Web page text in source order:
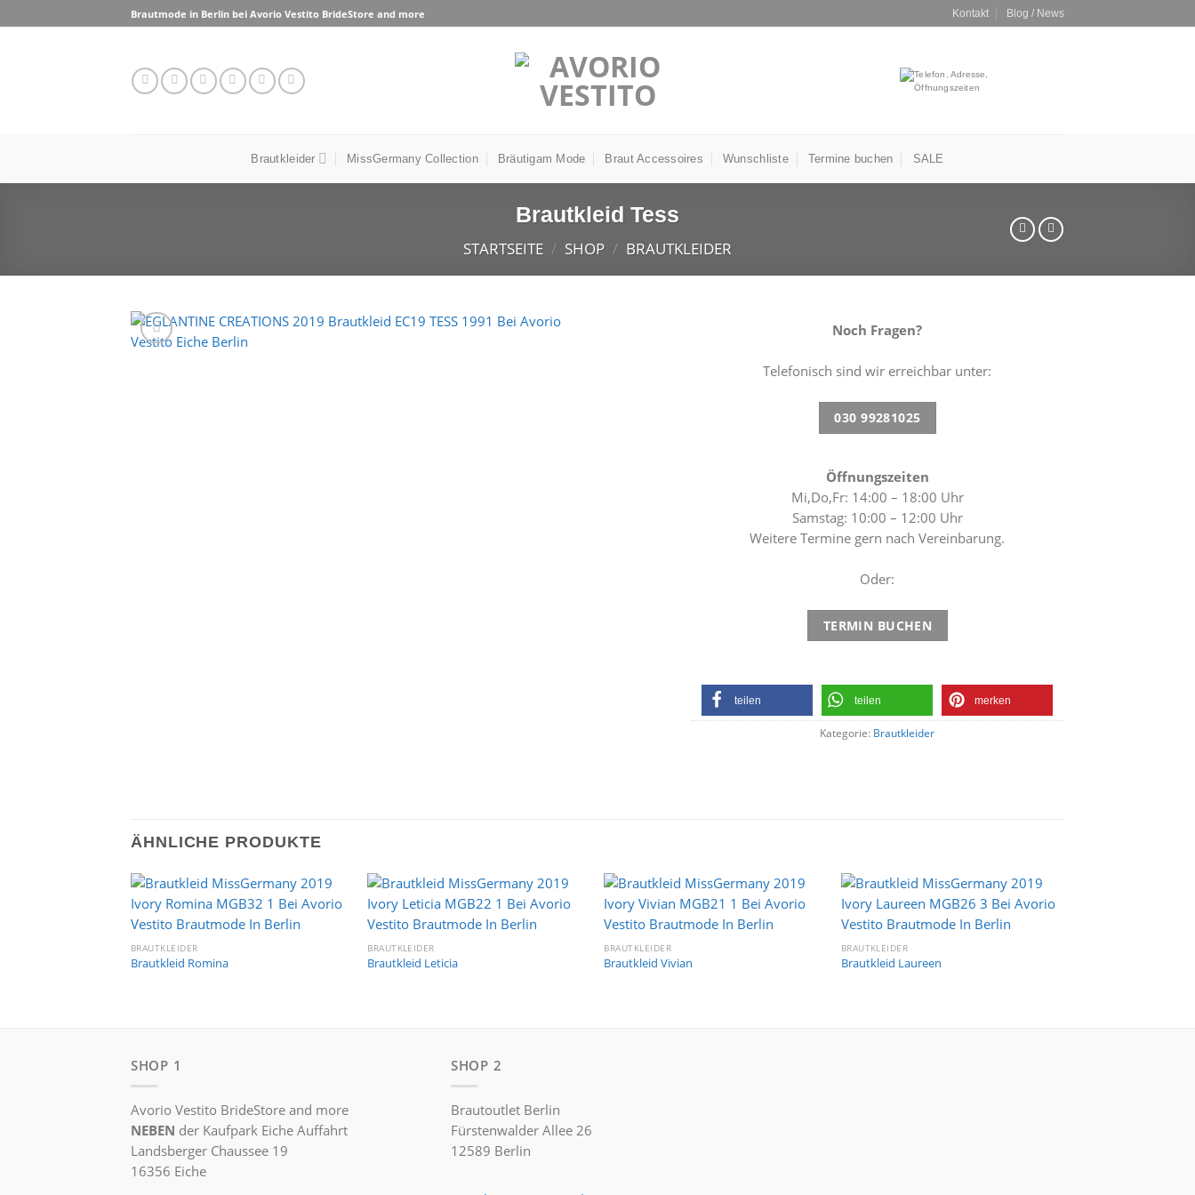
to
Brautmode in Berlin bei Avorio Vestito BrideStore and more Kontakt Blog / News
Brautkleider MissGermany Collection Bräutigam Mode Braut Accessoires Wunschliste Termine buchen SALE
Brautkleid Tess
STARTSEITE / SHOP / BRAUTKLEIDER
Noch Fragen?
Telefonisch sind wir erreichbar unter:
030 99281025
Öffnungszeiten
Mi,Do,Fr: 14:00 – 18:00 Uhr
Samstag: 10:00 – 12:00 Uhr
Weitere Termine gern nach Vereinbarung.
Oder:
TERMIN BUCHEN
teilen teilen merken
Kategorie: Brautkleider
ÄHNLICHE PRODUKTE
Wunschliste
BRAUTKLEIDER
Brautkleid Romina
Wunschliste
BRAUTKLEIDER
Brautkleid Leticia
Wunschliste
BRAUTKLEIDER
Brautkleid Vivian
Wunschliste
BRAUTKLEIDER
Brautkleid Laureen
SHOP 1
Avorio Vestito BrideStore and more
NEBEN der Kaufpark Eiche Auffahrt
Landsberger Chaussee 19
16356 Eiche
SHOP 2
Brautoutlet Berlin
Fürstenwalder Allee 26
12589 Berlin